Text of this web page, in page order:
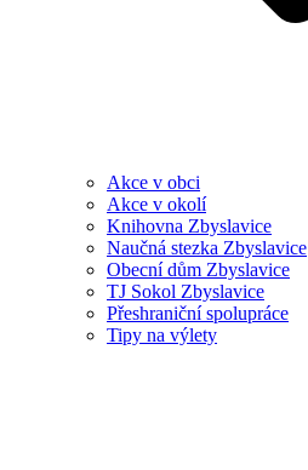
Akce v obci
Akce v okolí
Knihovna Zbyslavice
Naučná stezka Zbyslavice
Obecní dům Zbyslavice
TJ Sokol Zbyslavice
Přeshraniční spolupráce
Tipy na výlety